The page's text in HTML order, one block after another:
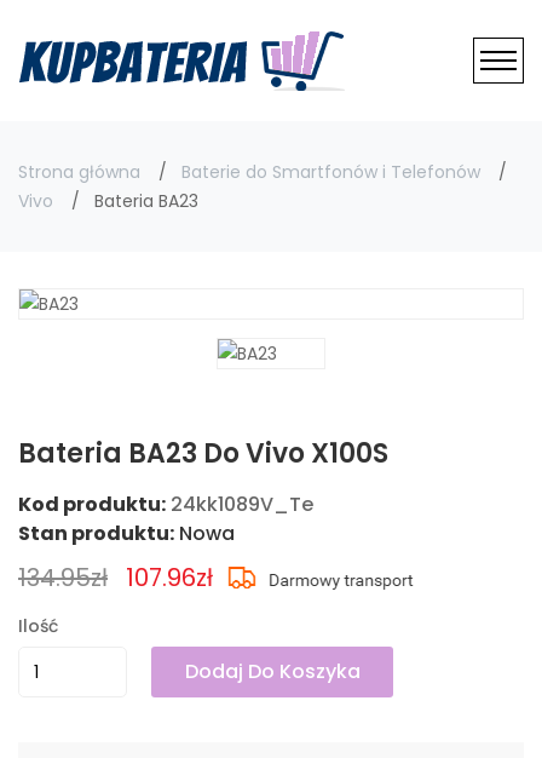
Strona główna
Baterie do Smartfonów i Telefonów
Vivo
Bateria BA23
Bateria BA23 Do Vivo X100S
Kod produktu: 24kk1089V_Te
Stan produktu: Nowa
134.95zł 107.96zł
Ilość
Dodaj Do Koszyka